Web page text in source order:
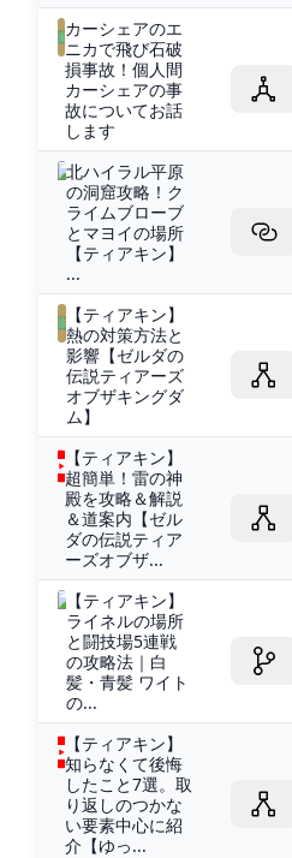
カーシェアのエ
ニカで飛び石破
損事故！個人間
カーシェアの事
故についてお話
します
北ハイラル平原
の洞窟攻略！ク
ライムブローブ
とマヨイの場所
【ティアキン】
...
【ティアキン】
熱の対策方法と
影響【ゼルダの
伝説ティアーズ
オブザキングダ
ム】
【ティアキン】
超簡単！雷の神
殿を攻略＆解説
＆道案内【ゼル
ダの伝説ティア
ーズオブザ...
【ティアキン】
ライネルの場所
と闘技場5連戦
の攻略法｜白
髪・青髪 ワイト
の...
【ティアキン】
知らなくて後悔
したこと7選。取
り返しのつかな
い要素中心に紹
介【ゆっ...